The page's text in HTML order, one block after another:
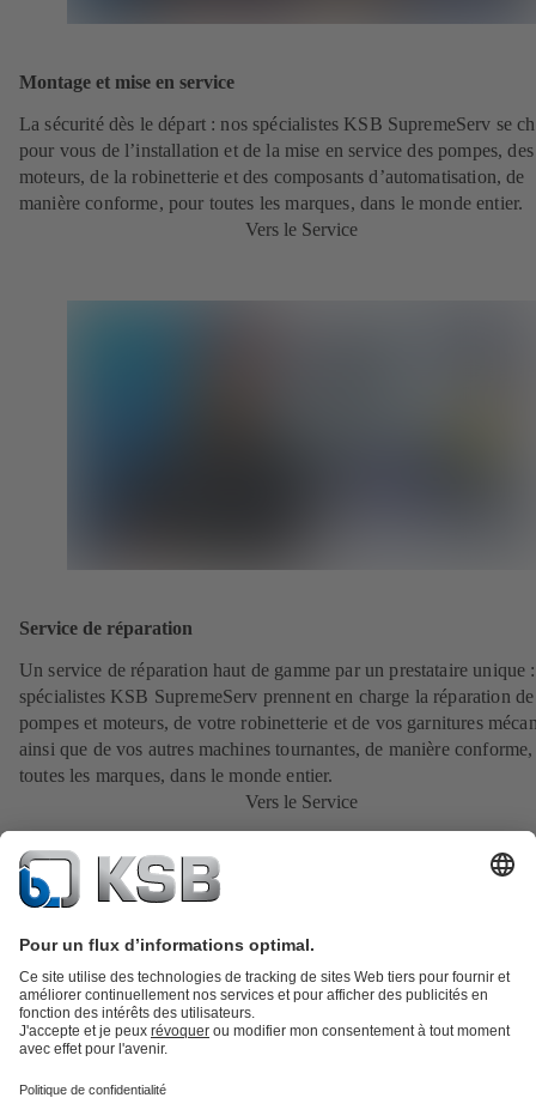
Montage et mise en service
La sécurité dès le départ : nos spécialistes KSB SupremeServ se
pour vous de l’installation et de la mise en service des pompes, des
moteurs, de la robinetterie et des composants d’automatisation, de
manière conforme, pour toutes les marques, dans le monde entier.
Vers le Service
Service de réparation
Un service de réparation haut de gamme par un prestataire unique
spécialistes KSB SupremeServ prennent en charge la réparation
pompes et moteurs, de votre robinetterie et de vos garnitures
ainsi que de vos autres machines tournantes, de manière
toutes les marques, dans le monde entier.
Vers le Service